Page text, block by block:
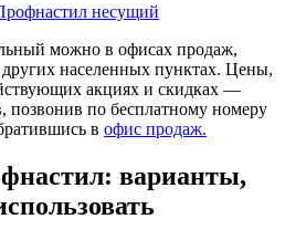
несущий
можно в офисах продаж,
населенных пунктах. Цены,
акциях и скидках —
позвонив по бесплатному номеру
в офис продаж.
варианты,